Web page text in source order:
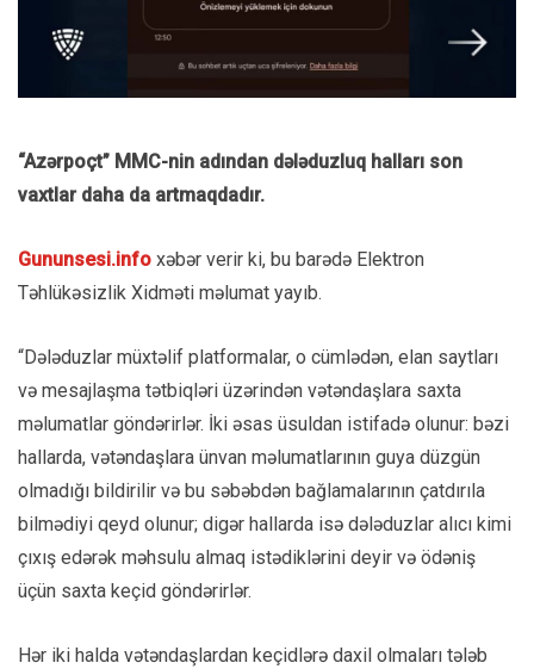
“Azərpoçt” MMC-nin adından dələduzluq halları son
vaxtlar daha da artmaqdadır.
Gununsesi.info xəbər verir ki, bu barədə Elektron
Təhlükəsizlik Xidməti məlumat yayıb.
“Dələduzlar müxtəlif platformalar, o cümlədən, elan saytları
və mesajlaşma tətbiqləri üzərindən vətəndaşlara saxta
məlumatlar göndərirlər. İki əsas üsuldan istifadə olunur: bəzi
hallarda, vətəndaşlara ünvan məlumatlarının guya düzgün
olmadığı bildirilir və bu səbəbdən bağlamalarının çatdırıla
bilmədiyi qeyd olunur; digər hallarda isə dələduzlar alıcı kimi
çıxış edərək məhsulu almaq istədiklərini deyir və ödəniş
üçün saxta keçid göndərirlər.
Hər iki halda vətəndaşlardan keçidlərə daxil olmaları tələb